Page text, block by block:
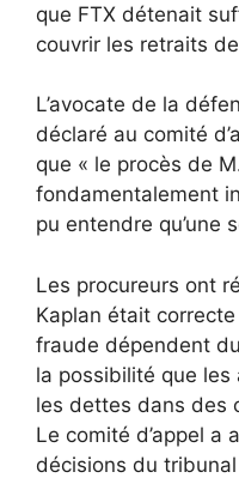
que FTX détenait
couvrir les retraits
L’avocate de la
déclaré au comité
que « le procès de
fondamentalement
pu entendre qu’une
Les procureurs ont
Kaplan était
fraude dépendent
la possibilité que
les dettes dans des
Le comité d’appel a
décisions du